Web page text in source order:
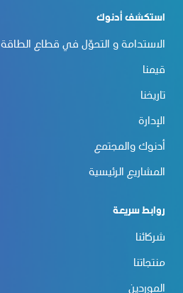
استكشف أدنوك
الاستدامة و التحوّل في قطاع الطاقة
قيمنا
تاريخنا
الإدارة
أدنوك والمجتمع
المشاريع الرئيسية
روابط سريعة
شركائنا
منتجاتنا
الموردين